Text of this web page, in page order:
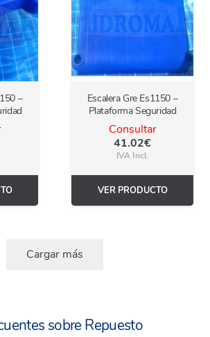
–
Escalera Gre Es1150 –
Plataforma Seguridad
Consultar
41.02€
IVA Incl.
VER PRODUCTO
Cargar más
sobre Repuesto